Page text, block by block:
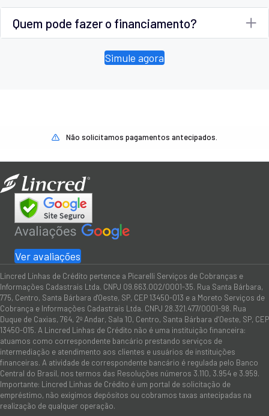
Quem pode fazer o financiamento?
Simule agora
Não solicitamos pagamentos antecipados.
Ver avaliações
Lincred Linhas de Crédito pertence a Picarelli Serviços de Cobranças e
Informações Cadastrais Ltda. CNPJ 09.663.002/0001-35. Rua Santa Bárbara,
775, Centro, Santa Bárbara d'Oeste, SP, CEP 13450-013 e a Moreto Serviços de
Cobrança e Informações Cadastrais Ltda. CNPJ 28.321.477/0001-98. Rua
Duque de Caxias, 764, 2º Andar, Sala 10, Centro, Santa Bárbara d’Oeste, SP, CEP
13450-015. A Lincred Linhas de Crédito não é uma instituição financeira:
atuamos como correspondente bancário prestando serviços de
intermediação e atendimento aos clientes e usuários de instituições
financeiras. A atividade de correspondente bancário é regulada pelo Banco
Central do Brasil, nos termos das Resoluções números 3.110, 3.954 e 3.959.
Importante: Lincred Linhas de Crédito é um portal de solicitação de
empréstimo, não exigimos depósitos ou cobramos taxas antecipadas na
realização de qualquer operação.